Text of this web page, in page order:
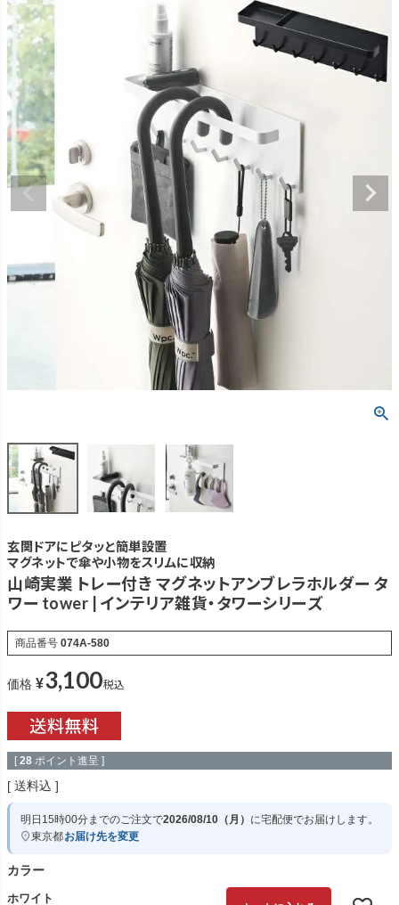
玄関ドアにピタッと簡単設置
マグネットで傘や小物をスリムに収納
山崎実業 トレー付き マグネットアンブレラホルダー タ
ワー tower | インテリア雑貨・タワーシリーズ
商品番号 074A-580
価格 ¥3,100税込
[ 28 ポイント進呈 ]
送料込
明日 15時00分までのご注文で2026/08/10（月） に宅配便でお届けします。
東京都お届け先を変更
カラー
ホワイト